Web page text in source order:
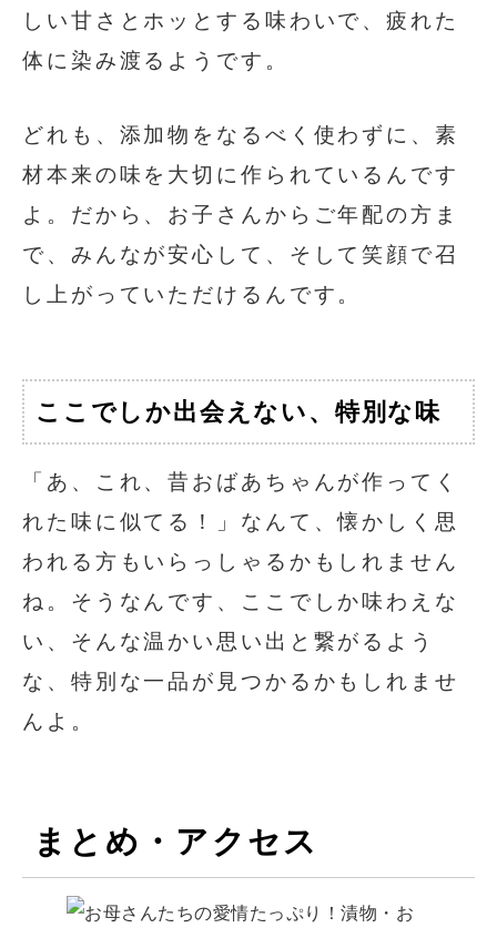
しい甘さとホッとする味わいで、疲れた
体に染み渡るようです。
どれも、添加物をなるべく使わずに、素
材本来の味を大切に作られているんです
よ。だから、お子さんからご年配の方ま
で、みんなが安心して、そして笑顔で召
し上がっていただけるんです。
ここでしか出会えない、特別な味
「あ、これ、昔おばあちゃんが作ってく
れた味に似てる！」なんて、懐かしく思
われる方もいらっしゃるかもしれません
ね。そうなんです、ここでしか味わえな
い、そんな温かい思い出と繋がるよう
な、特別な一品が見つかるかもしれませ
んよ。
まとめ・アクセス